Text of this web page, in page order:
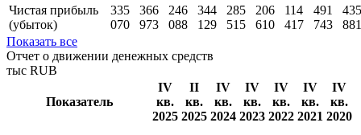
Чистая прибыль
(убыток)
335
070
366
973
246
088
344
129
285
515
206
610
114
417
491
743
435
881
Показать все
Отчет о движении денежных средств
тыс RUB
Показатель
IV
кв.
2025
II
кв.
2025
IV
кв.
2024
IV
кв.
2023
IV
кв.
2022
IV
кв.
2021
IV
кв.
2020